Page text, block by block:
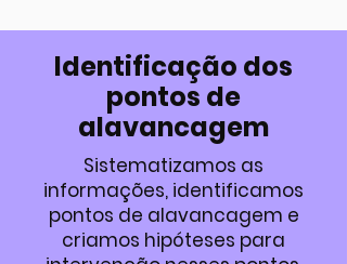
Identificação dos
pontos de
alavancagem
Sistematizamos as
informações, identificamos
pontos de alavancagem e
criamos hipóteses para